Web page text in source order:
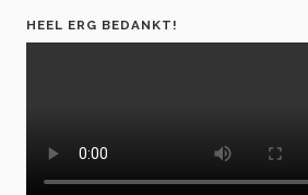
HEEL ERG BEDANKT!